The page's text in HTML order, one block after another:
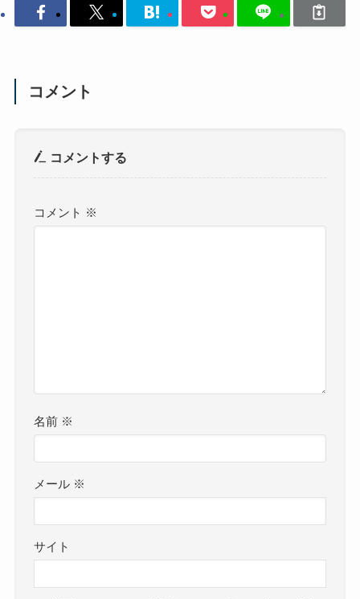
コメント
コメントする
コメント ※
名前 ※
メール ※
サイト